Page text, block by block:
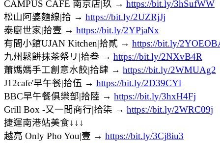
CAMPUS CAFE 南京店|玖 → https://bit.ly/3hSufWW
松山阿婆麵線|拾 → https://bit.ly/2UZRjJj
泰廚世家|拾壹 → https://bit.ly/2YPjaNx
有間小館UJAN Kitchen|拾貳 → https://bit.ly/
九州鬆餅抹茶祭リ|拾叁 → https://bit.ly/2NXvB4R
蕭媽媽手工創意水餃|拾肆 → https://bit.ly/2WMUAg2
J12cafe'早午餐|拾伍 → https://bit.ly/2D39CYl
BBC早午餐俱樂部|拾陸 → https://bit.ly/3hxH4Fj
Grill Box -又一間商行|拾柒 → https://bit.ly/2WRC09j
捷運南港站美食↓↓↓
越亮 Only Pho You|壹 → https://bit.ly/3Cj8iu3